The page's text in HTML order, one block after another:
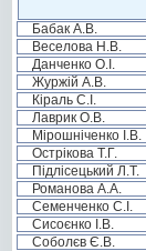
Бабак А.В.
Веселова Н.В.
Данченко О.І.
Журжій А.В.
Кіраль С.І.
Лаврик О.В.
Мірошніченко І.В.
Острікова Т.Г.
Підлісецький Л.Т.
Романова А.А.
Семенченко С.І.
Сисоєнко І.В.
Соболєв Є.В.